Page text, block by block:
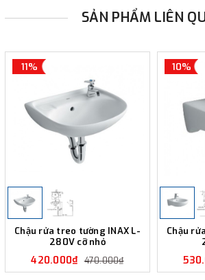
SẢN PHẨM LIÊN
11%
Chậu rửa treo tường INAX L-
280V cỡ nhỏ
420.000₫ 470.000₫
10%
Chậu